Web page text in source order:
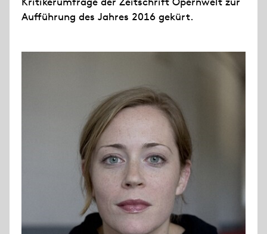
Aufführung des Jahres 2016 gekürt.